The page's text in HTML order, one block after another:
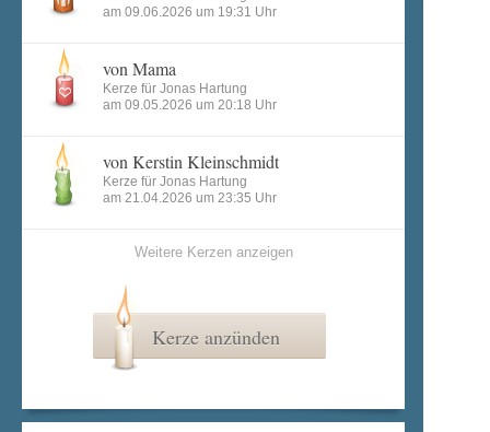
am 09.06.2026 um 19:31 Uhr
von Mama
Kerze für Jonas Hartung
am 09.05.2026 um 20:18 Uhr
von Kerstin Kleinschmidt
Kerze für Jonas Hartung
am 21.04.2026 um 23:35 Uhr
Weitere Kerzen anzeigen
Kerze anzünden